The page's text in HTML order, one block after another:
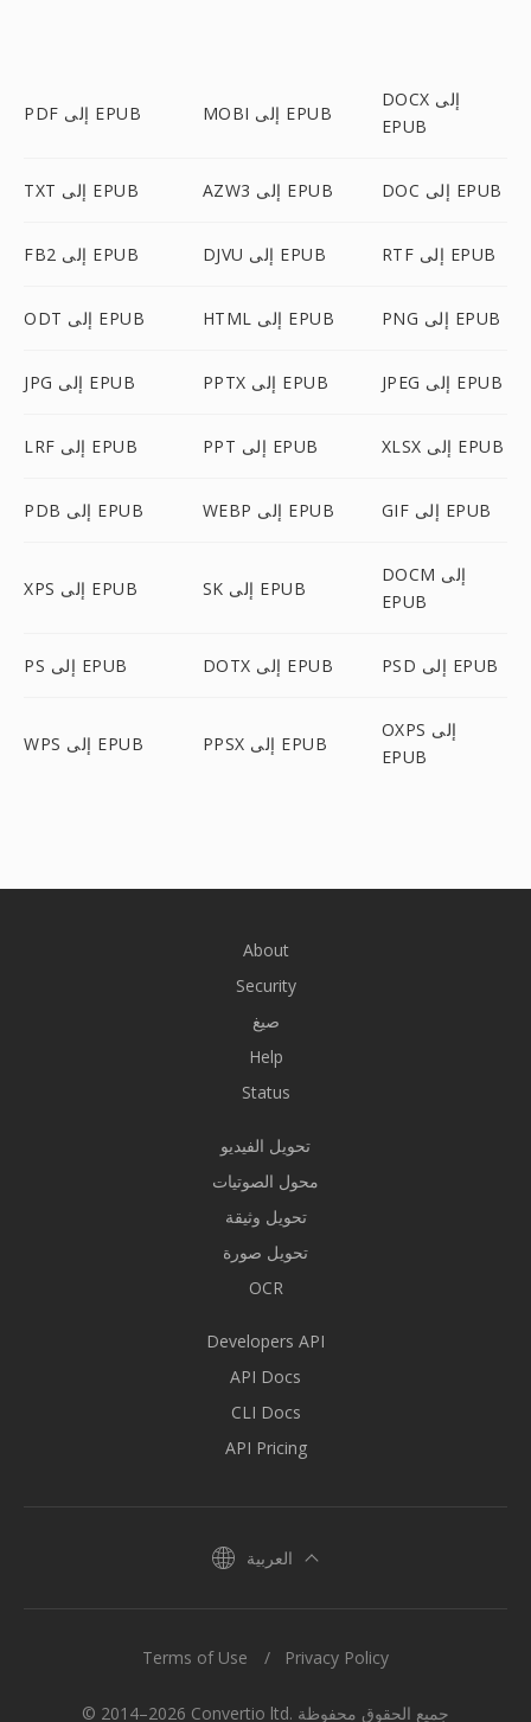
PDF إلى EPUB MOBI إلى EPUB
DOCX إلى
EPUB
TXT إلى EPUB AZW3 إلى EPUB DOC إلى EPUB
FB2 إلى EPUB DJVU إلى EPUB RTF إلى EPUB
ODT إلى EPUB HTML إلى EPUB PNG إلى EPUB
JPG إلى EPUB PPTX إلى EPUB JPEG إلى EPUB
LRF إلى EPUB PPT إلى EPUB XLSX إلى EPUB
PDB إلى EPUB WEBP إلى EPUB GIF إلى EPUB
XPS إلى EPUB SK إلى EPUB
DOCM إلى
EPUB
PS إلى EPUB DOTX إلى EPUB PSD إلى EPUB
WPS إلى EPUB PPSX إلى EPUB
OXPS إلى
EPUB
About
Security
صيغ
Help
Status
تحويل الفيديو
محول الصوتيات
تحويل وثيقة
تحويل صورة
OCR
Developers API
API Docs
CLI Docs
API Pricing
العربية
© 2014–2026 Convertio ltd. جميع الحقوق محفوظة
Terms of Use Privacy Policy